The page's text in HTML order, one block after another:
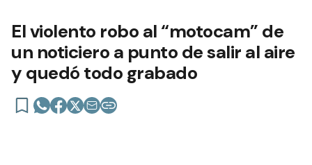
El violento robo al “motocam” de
un noticiero a punto de salir al aire
y quedó todo grabado